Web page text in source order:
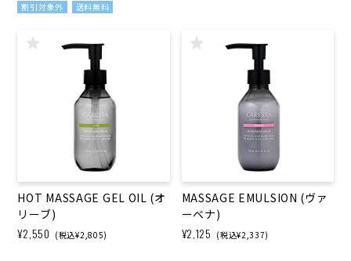
割引対象外
送料無料
HOT MASSAGE GEL OIL (オ
リーブ)
¥2,550 (税込¥2,805)
MASSAGE EMULSION (ヴァ
ーベナ)
¥2,125 (税込¥2,337)